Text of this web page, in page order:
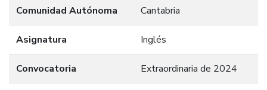
Comunidad Autónoma Cantabria
Asignatura Inglés
Convocatoria Extraordinaria de 2024